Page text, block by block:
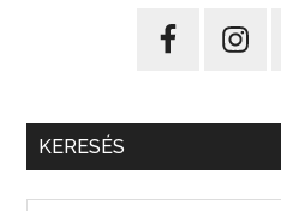
KERESÉS